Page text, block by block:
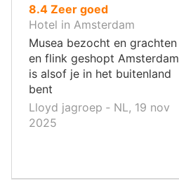
8.4uit
10
,
Zeer goed
Hotel in Amsterdam
Musea bezocht en grachten
en flink geshopt Amsterdam
is alsof je in het buitenland
bent
Lloyd jagroep ‐ NL, 19 nov
2025